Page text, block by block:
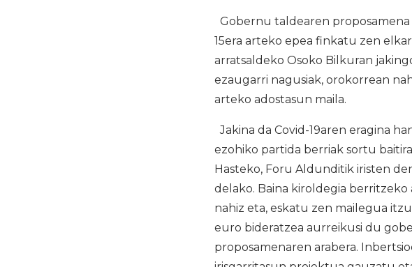
Gobernu taldearen proposamena
15era arteko epea finkatu zen
arratsaldeko Osoko Bilkuran
ezaugarri nagusiak, orokorrean
arteko adostasun maila.
Jakina da Covid-19aren eragina
ezohiko partida berriak sortu
Hasteko, Foru Aldunditik iristen
delako. Baina kiroldegia
nahiz eta, eskatu zen mailegua
euro bideratzea aurreikusi du
proposamenaren arabera.